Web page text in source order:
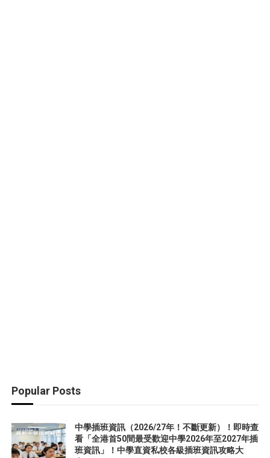
Popular Posts
中學插班資訊（2026/27年！不斷更新）！即時查
看「全港首50間最受歡迎中學2026年至2027年插
班資訊」！中學直資私校各級插班資訊攻略大